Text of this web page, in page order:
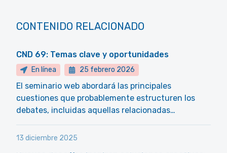
CONTENIDO RELACIONADO
CND 69: Temas clave y oportunidades
En línea 25 febrero 2026
El seminario web abordará las principales
cuestiones que probablemente estructuren los
debates, incluidas aquellas relacionadas…
13 diciembre 2025